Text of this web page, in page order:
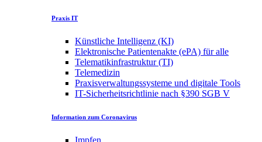
Praxis IT
Künstliche Intelligenz (KI)
Elektronische Patientenakte (ePA) für alle
Telematikinfrastruktur (TI)
Telemedizin
Praxisverwaltungssysteme und digitale Tools
IT-Sicherheitsrichtlinie nach §390 SGB V
Information zum Coronavirus
Impfen